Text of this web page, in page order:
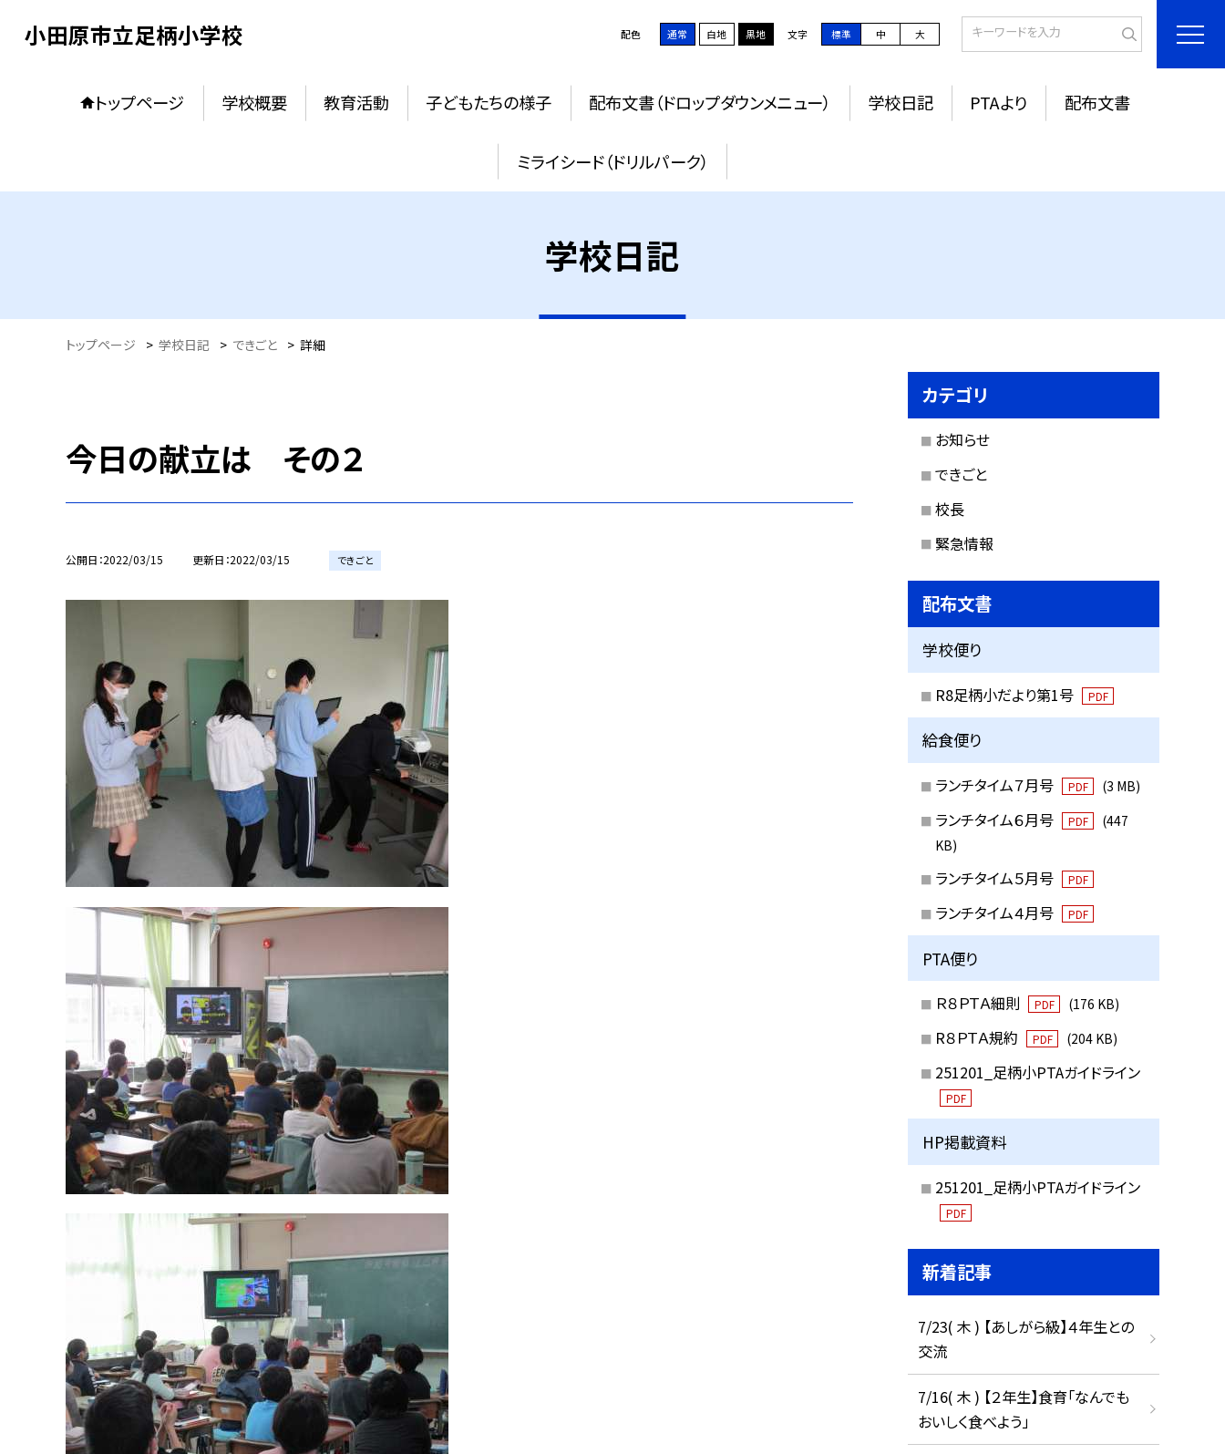
小田原市立足柄小学校 配色 通常 白地 黒地 文字 標準 中 大
トップページ 学校概要 教育活動 子どもたちの様子 配布文書（ドロップダウンメニュー） 学校日記 PTAより 配布文書
ミライシード（ドリルパーク）
学校日記
トップページ > 学校日記 > できごと > 詳細
今日の献立は その２
公開日 2022/03/15 更新日 2022/03/15 できごと
カテゴリ
お知らせ
できごと
校長
緊急情報
配布文書
学校便り
R8足柄小だより第1号 PDF
給食便り
ランチタイム７月号 PDF (3 MB)
ランチタイム６月号 PDF
(447
KB)
ランチタイム５月号 PDF
ランチタイム４月号 PDF
PTA便り
Ｒ８ＰＴＡ細則 PDF (176 KB)
R８ＰＴＡ規約 PDF (204 KB)
251201_足柄小PTAガイドライン
PDF
HP掲載資料
251201_足柄小PTAガイドライン
PDF
新着記事
7/23( 木 ) 【あしがら級】４年生との
交流
7/16( 木 ) 【２年生】食育「なんでも
おいしく食べよう」